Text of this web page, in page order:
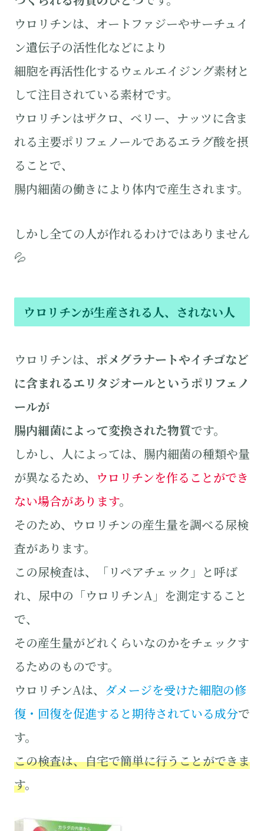
ウロリチンは、オートファジーやサーチュイ
ン遺伝子の活性化などにより
細胞を再活性化するウェルエイジング素材と
して注目されている素材です。
ウロリチンはザクロ、ベリー、ナッツに含ま
れる主要ポリフェノールであるエラグ酸を摂
ることで、
腸内細菌の働きにより体内で産生されます。
しかし全ての人が作れるわけではありません
💦
ウロリチンが生産される人、されない人
ウロリチンは、 ポメグラナートやイチゴなど
に含まれるエリタジオールというポリフェノ
ールが
腸内細菌によって変換された物質です。
しかし、人によっては、腸内細菌の種類や量
が異なるため、
ウロリチンを作ることができ
ない場合があります。
そのため、ウロリチンの産生量を調べる尿検
査があります。
この尿検査は、「リペアチェック」と呼ば
れ、尿中の「ウロリチンA」を測定すること
で、
その産生量がどれくらいなのかをチェックす
るためのものです。
ウロリチンAは、 ダメージを受けた細胞の修
復・回復を促進すると期待されている成分で
す。
この検査は、自宅で簡単に行うことができま
す。